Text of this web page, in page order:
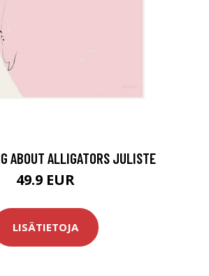
ABOUT ALLIGATORS JULISTE
49.9 EUR
LISÄTIETOJA